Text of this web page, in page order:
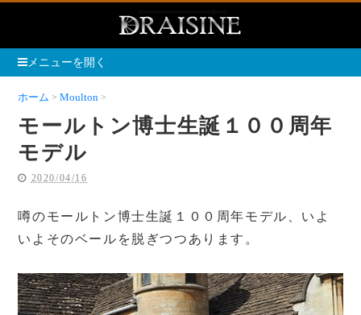
メニューを開く
ホーム Moulton
モールトン博士生誕１００周年
モデル
2020/04/16
噂のモールトン博士生誕１００周年モデル、いよ
いよそのベールを脱ぎつつあります。